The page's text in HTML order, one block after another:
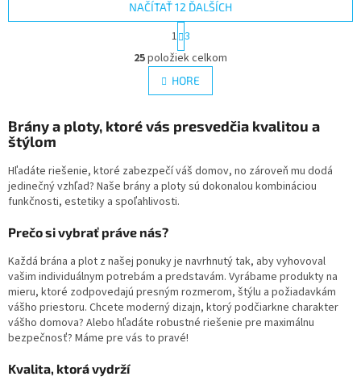
O
v
l
á
a
e
p
v
ý
p
i
s
u
NAČÍTAŤ 12 ĎALŠÍCH
t
r
á
n
k
v
i
e
1 3
25položiek celkom
HORE
Brány a ploty, ktoré vás presvedčia kvalitou a
štýlom
Hľadáte riešenie, ktoré zabezpečí váš domov, no zároveň mu dodá
jedinečný vzhľad? Naše brány a ploty sú dokonalou kombináciou
funkčnosti, estetiky a spoľahlivosti.
Prečo si vybrať práve nás?
Každá brána a plot z našej ponuky je navrhnutý tak, aby vyhovoval
vašim individuálnym potrebám a predstavám. Vyrábame produkty na
mieru, ktoré zodpovedajú presným rozmerom, štýlu a požiadavkám
vášho priestoru. Chcete moderný dizajn, ktorý podčiarkne charakter
vášho domova? Alebo hľadáte robustné riešenie pre maximálnu
bezpečnosť? Máme pre vás to pravé!
Kvalita, ktorá vydrží